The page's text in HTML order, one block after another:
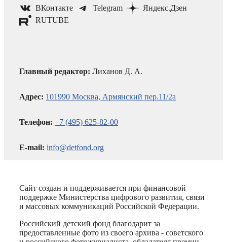
ВКонтакте Telegram
Яндекс.Дзен
RUTUBE
Главный редактор: Лиханов Д. А.
Адрес: 101990 Москва, Армянский пер.11/2а
Телефон: +7 (495) 625-82-00
E-mail: info@detfond.org
Сайт создан и поддерживается при финансовой
поддержке Министерства цифрового развития, связи
и массовых коммуникаций Российской Федерации.
Российский детский фонд благодарит за
предоставленные фото из своего архива - советского